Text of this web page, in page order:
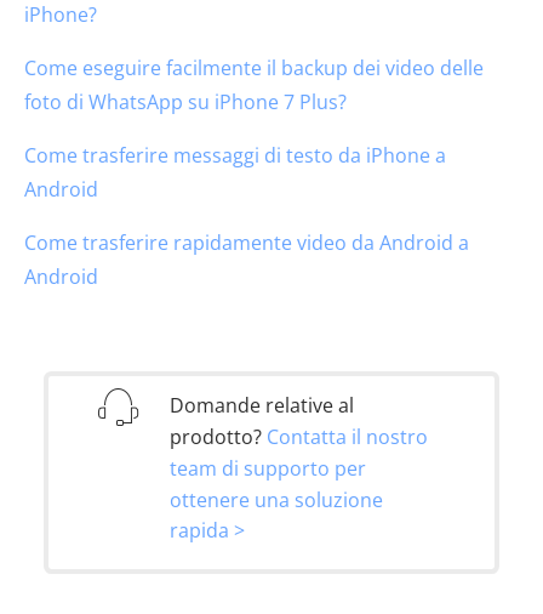
iPhone?
Come eseguire facilmente il backup dei video delle
foto di WhatsApp su iPhone 7 Plus?
Come trasferire messaggi di testo da iPhone a
Android
Come trasferire rapidamente video da Android a
Android
Domande relative al
prodotto? Contatta il nostro
team di supporto per
ottenere una soluzione
rapida >